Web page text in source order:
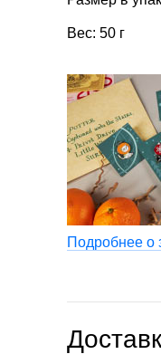
Вес: 50 г
Подробнее о